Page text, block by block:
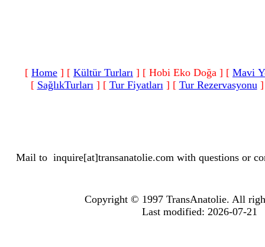
[ Home ] [ Kültür Turları ] [ Hobi Eko Doğa ] [ Mavi
[ SağlıkTurları] [ Tur Fiyatları] [ Tur Rezervasyonu]
Mail to inquire[at]transanatolie.com with questions or
Copyright © 1997 TransAnatolie. All
Last modified: 2026-07-21